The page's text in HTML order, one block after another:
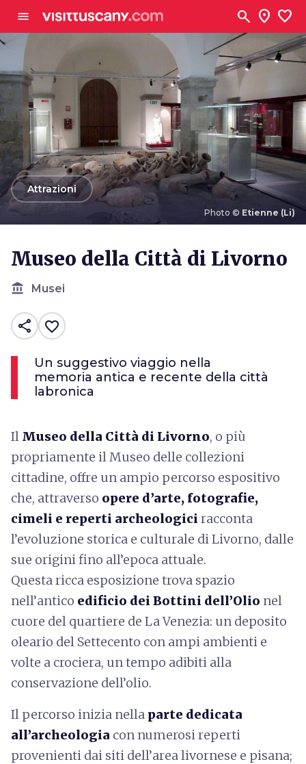
menu search location_on favorite
Photo © Etienne (Li)
arrow_backAttrazioni
Museo della Città di Livorno
account_balance Musei
share favorite_border
Un suggestivo viaggio nella
memoria antica e recente della città
labronica
Il Museo della Città di Livorno, o più
propriamente il Museo delle collezioni
cittadine, offre un ampio percorso espositivo
che, attraverso opere d’arte, fotografie,
cimeli e reperti archeologici racconta
l’evoluzione storica e culturale di Livorno, dalle
sue origini fino all’epoca attuale.
Questa ricca esposizione trova spazio
nell’antico edificio dei Bottini dell’Olio nel
cuore del quartiere de La Venezia: un deposito
oleario del Settecento con ampi ambienti e
volte a crociera, un tempo adibiti alla
conservazione dell’olio.
Il percorso inizia nella parte dedicata
all’archeologia con numerosi reperti
provenienti dai siti dell’area livornese e pisana;